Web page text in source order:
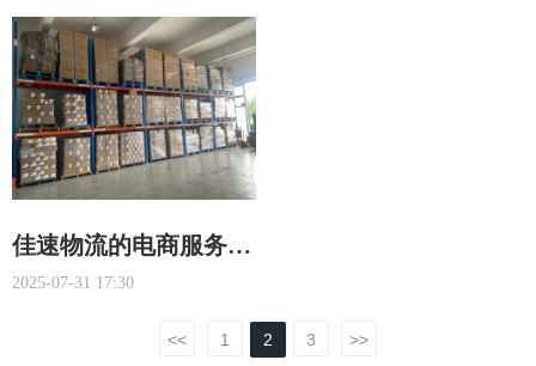
佳速物流的电商服务展
示
2025-07-31 17:30
<< 1 2 3 >>